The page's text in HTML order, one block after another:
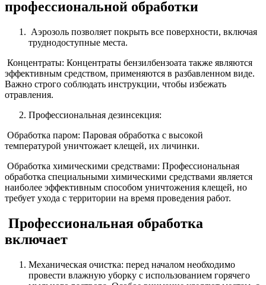
профессиональной обработки
Аэрозоль позволяет покрыть все поверхности, включая
труднодоступные места.
Концентраты: Концентраты бензилбензоата также являются
эффективным средством, применяются в разбавленном виде.
Важно строго соблюдать инструкции, чтобы избежать
отравления.
Профессиональная дезинсекция:
Обработка паром: Паровая обработка с высокой
температурой уничтожает клещей, их личинки.
Обработка химическими средствами: Профессиональная
обработка специальными химическими средствами является
наиболее эффективным способом уничтожения клещей, но
требует ухода с территории на время проведения работ.
Профессиональная обработка
включает
Механическая очистка: перед началом необходимо
провести влажную уборку с использованием горячего